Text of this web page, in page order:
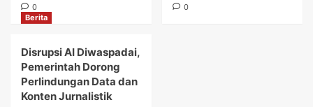
0
0
Berita
Disrupsi AI Diwaspadai,
Pemerintah Dorong
Perlindungan Data dan
Konten Jurnalistik